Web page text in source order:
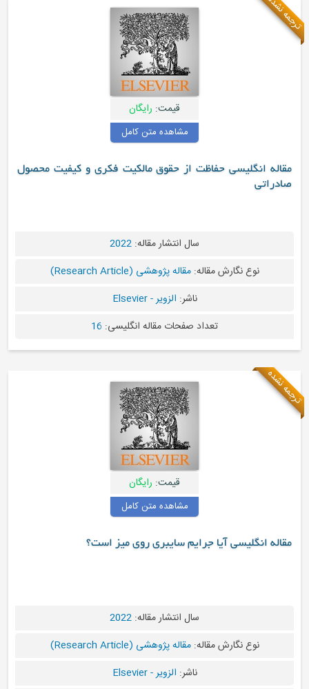
نشده
قیمت:رایگان
مشاهده متن کامل
مقاله انگلیسی حفاظت از حقوق مالکیت فکری و کیفیت محصول
صادراتی
سال انتشار مقاله:2022
نوع نگارش مقاله:مقاله پژوهشی (Research Article)
ناشر:الزویر - Elsevier
تعداد صفحات مقاله انگلیسی:16
نشده
قیمت:رایگان
مشاهده متن کامل
مقاله انگلیسی آیا جرایم سایبری روی میز است؟
سال انتشار مقاله:2022
نوع نگارش مقاله:مقاله پژوهشی (Research Article)
ناشر:الزویر - Elsevier